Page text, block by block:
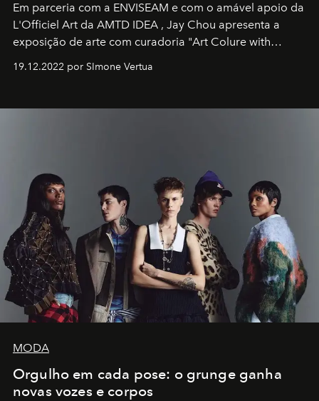
Em parceria com a ENVISEAM e com o amável apoio da
L'Officiel Art da AMTD IDEA , Jay Chou apresenta a
exposição de arte com curadoria "Art Colure with
19.12.2022 por SImone Vertua
MODA
Orgulho em cada pose: o grunge ganha
novas vozes e corpos